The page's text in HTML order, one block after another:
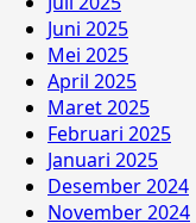
Juni 2025
Mei 2025
April 2025
Maret 2025
Februari 2025
Januari 2025
Desember 2024
November 2024